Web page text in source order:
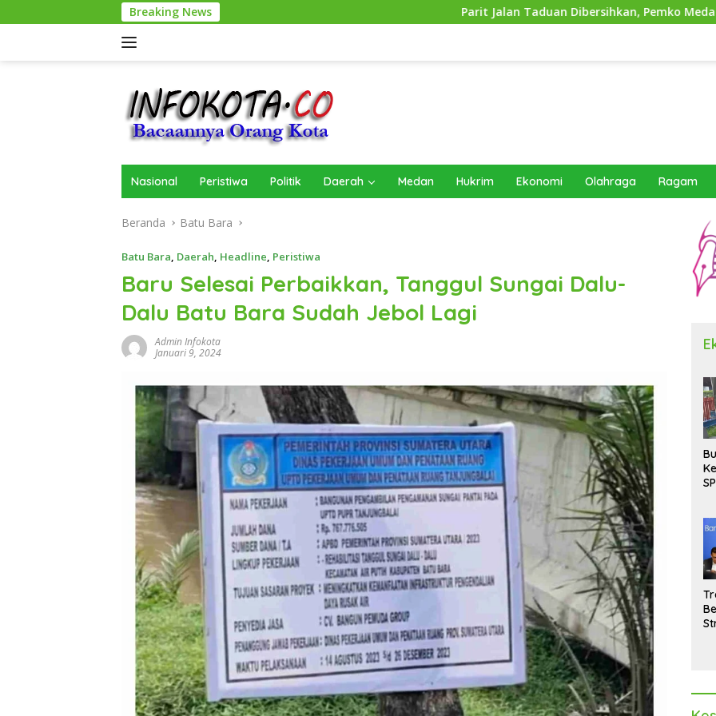
ke
Breaking News Parit Jalan Taduan Dibersihkan, Pemko Medan Siapkan
Nasional Peristiwa Politik Daerah Medan Hukrim Ekonomi Olahraga Ragam
Beranda Batu Bara
Batu Bara, Daerah, Headline, Peristiwa
Baru Selesai Perbaikkan, Tanggul Sungai Dalu-
Dalu Batu Bara Sudah Jebol Lagi
Admin Infokota
Januari 9, 2024